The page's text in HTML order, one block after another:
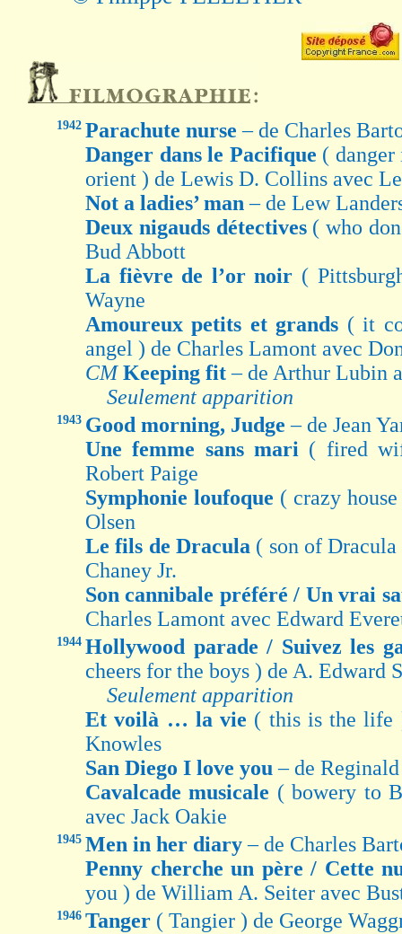
1942 Parachute nurse– de Charles
Danger dans le Pacifique (
orient ) de Lewis D. Collins avec
Not a ladies’ man– de Lew
Deux nigauds détectives ( who
Bud Abbott
La fièvre de l’or noir (
Wayne
Amoureux petits et grands ( it
angel ) de Charles Lamont avec
CM Keeping fit– de Arthur Lubin
Seulement apparition
1943 Good morning, Judge– de Jean
Une femme sans mari ( fired
Robert Paige
Symphonie loufoque ( crazy
Olsen
Le fils de Dracula ( son of
Chaney Jr.
Son cannibale préféré / Un vrai
Charles Lamont avec Edward
1944 Hollywood parade / Suivez les
cheers for the boys ) de A. Edward
Seulement apparition
Et voilà … la vie ( this is the life
Knowles
San Diego I love you– de
Cavalcade musicale ( bowery to
avec Jack Oakie
1945 Men in her diary– de Charles
Penny cherche un père / Cette
you ) de William A. Seiter avec
1946 Tanger ( Tangier ) de George